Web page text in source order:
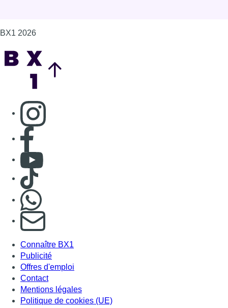
BX1 2026
Consulter page Instagram
Consulter page Facebook
Consulter Youtube
Consulter TikTok
S'abonner à notre newsletter
Connaître BX1
Publicité
Offres d'emploi
Contact
Mentions légales
Politique de cookies (UE)